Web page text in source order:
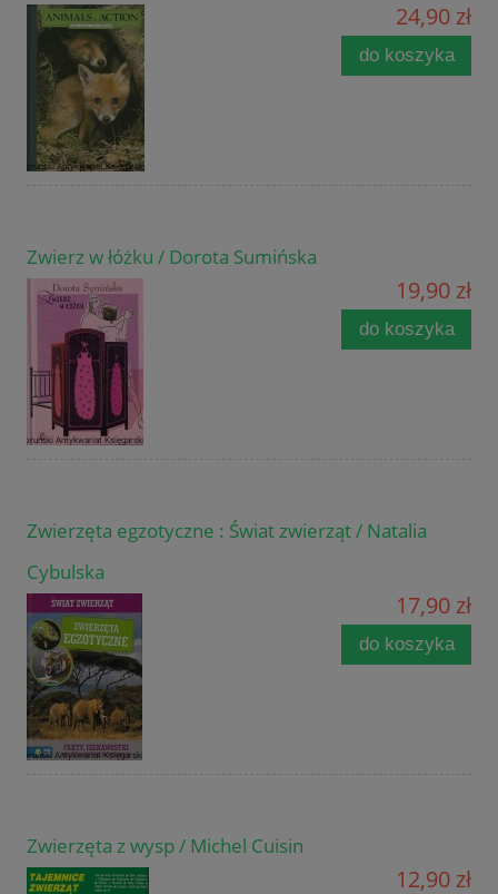
24,90 zł
do koszyka
Zwierz w łóżku / Dorota Sumińska
19,90 zł
do koszyka
Zwierzęta egzotyczne : Świat zwierząt / Natalia
Cybulska
17,90 zł
do koszyka
Zwierzęta z wysp / Michel Cuisin
12,90 zł